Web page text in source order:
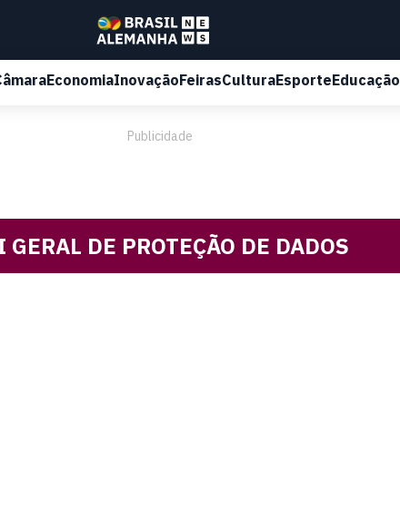
EconomiaInovaçãoFeirasCulturaEsporteEducação
Publicidade
GERAL DE PROTEÇÃO DE DADOS